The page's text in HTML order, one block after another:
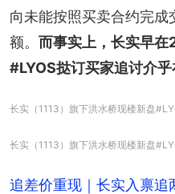
向未能按照买卖合约完
额。 而事实上，长实早
#LYOS挞订买家追讨介
长实（1113）旗下洪水桥现楼新盘
长实（1113）旗下洪水桥现楼新盘
追差价重现｜长实入禀